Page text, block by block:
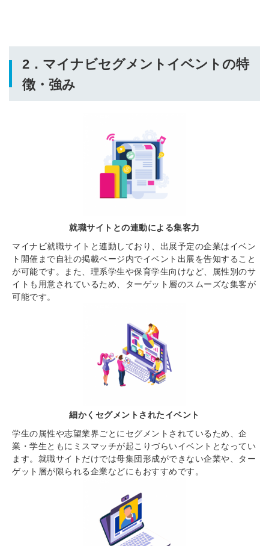
2．マイナビセグメントイベントの特
徴・強み
就職サイトとの連動による集客力
マイナビ就職サイトと連動しており、出展予定の企業はイベン
ト開催まで自社の掲載ページ内でイベント出展を告知すること
が可能です。また、理系学生や保育学生向けなど、属性別のサ
イトも用意されているため、ターゲット層のスムーズな集客が
可能です。
細かくセグメントされたイベント
学生の属性や志望業界ごとにセグメントされているため、企
業・学生ともにミスマッチが起こりづらいイベントとなってい
ます。就職サイトだけでは母集団形成ができない企業や、ター
ゲット層が限られる企業などにもおすすめです。